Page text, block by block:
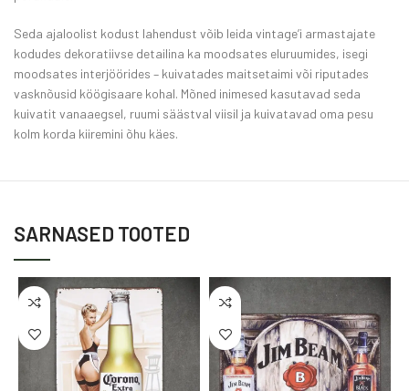
Seda ajaloolist kodust lahendust võib leida vintage’i armastajate
kodudes dekoratiivse detailina ka moodsates eluruumides, isegi
moodsates interjöörides – kuivatades maitsetaimi või riputades
vasknõusid köögisaare kohal. Mõned inimesed kasutavad seda
kuivatit vanaaegsel, ruumi säästval viisil ja kuivatavad oma pesu
kolm korda kiiremini õhu käes.
SARNASED TOOTED